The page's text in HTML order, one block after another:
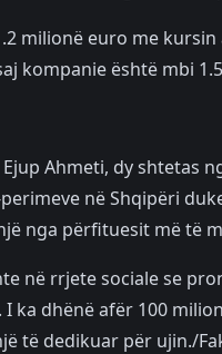
milionë euro me
kompanie është mbi
Ahmeti, dy shtetas
në Shqipëri
nga përfituesit më të
në rrjete sociale se
ka dhënë afër 100
të dedikuar për ujin./